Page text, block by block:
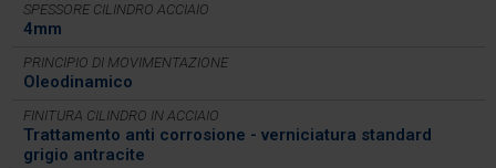
SPESSORE CILINDRO ACCIAIO
4mm
PRINCIPIO DI MOVIMENTAZIONE
Oleodinamico
FINITURA CILINDRO IN ACCIAIO
Trattamento anti corrosione - verniciatura standard
grigio antracite